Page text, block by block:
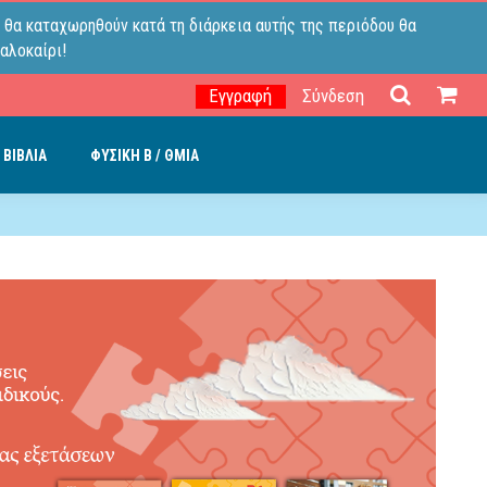
καταχωρηθούν κατά τη διάρκεια αυτής της περιόδου θα
Εγγραφή Σύνδεση
ΦΥΣΙΚΗ B / ΘΜΙΑ